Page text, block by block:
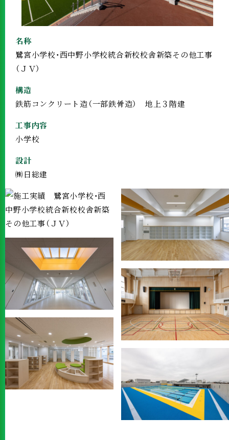
名称
鷺宮小学校・西中野小学校統合新校校舎新築その他工事
（ＪＶ）
構造
鉄筋コンクリート造（一部鉄骨造） 地上３階建
工事内容
小学校
設計
㈱日総建